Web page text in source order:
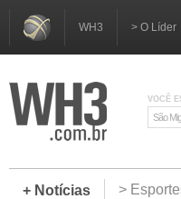
WH3 > O Líder
VOCÊ
São
+ Notícias >